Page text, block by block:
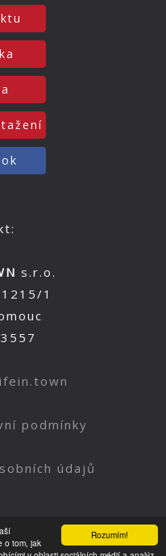
Rozumím!
o tom, jak
s.r.o.
1
podmínky
údajů